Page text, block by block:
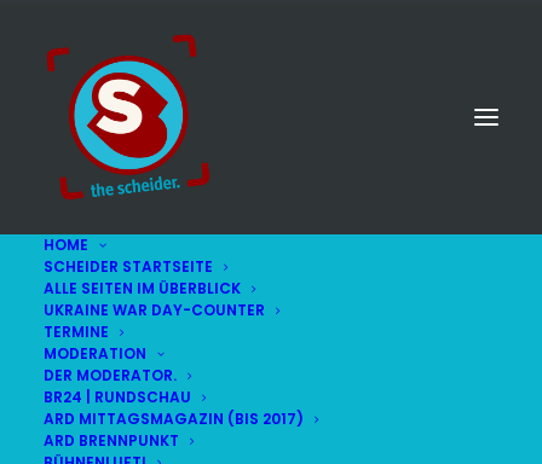
HOME
SCHEIDER STARTSEITE
ALLE SEITEN IM ÜBERBLICK
UKRAINE WAR DAY-COUNTER
TERMINE
MODERATION
DER MODERATOR.
BR24 | RUNDSCHAU
ARD MITTAGSMAGAZIN (BIS 2017)
ARD BRENNPUNKT